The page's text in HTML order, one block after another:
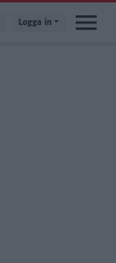
Logga in